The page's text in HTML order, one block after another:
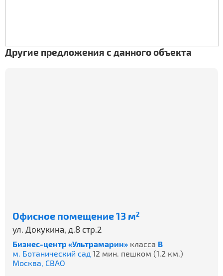
Другие предложения с данного объекта
Офисное помещение 13 м2
ул. Докукина, д.8 стр.2
Бизнес-центр «Ультрамарин» класса B
м. Ботанический сад 12 мин. пешком (1.2 км.)
Москва, СВАО